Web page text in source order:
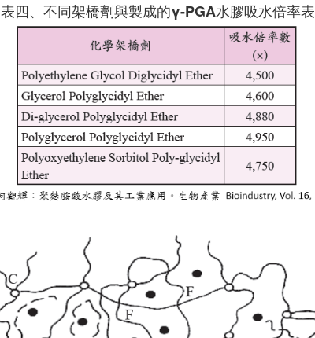
表四、不同架橋劑與製成的γ-PGA水膠吸水倍率表